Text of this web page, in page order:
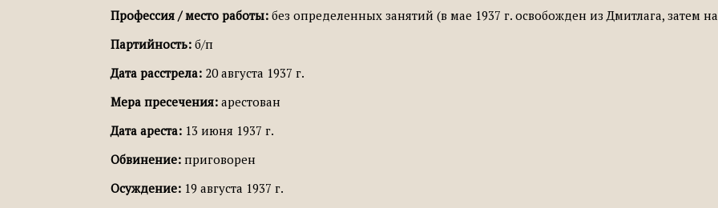
Профессия / место работы: без определенных занятий (в мае 1937 г. освобожден из Дмитлага, затем
Партийность: б/п
Дата расстрела: 20 августа 1937 г.
Мера пресечения: арестован
Дата ареста: 13 июня 1937 г.
Обвинение: приговорен
Осуждение: 19 августа 1937 г.